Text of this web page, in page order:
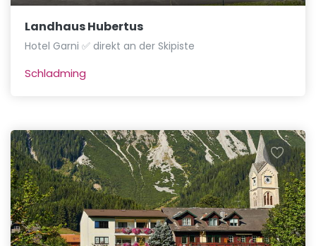
Landhaus Hubertus
Hotel Garni ✅ direkt an der Skipiste
Schladming